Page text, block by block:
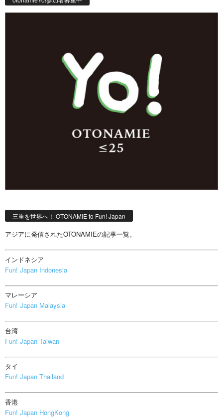
三重を世界へ！ OTONAMIE to Fun! Japan
アジアに発信されたOTONAMIEの記事一覧。
インドネシア
Fun! Japan Indonesia
マレーシア
Fun! Japan Malaysia
台湾
Fun! Japan Taiwan
タイ
Fun! Japan Thailand
香港
Fun! Japan HongKong